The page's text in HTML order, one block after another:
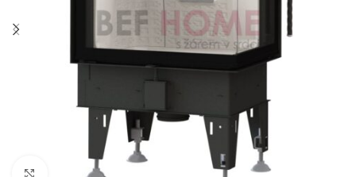
Click to enlarge